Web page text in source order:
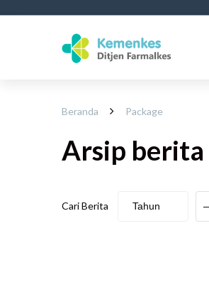
Beranda Package
Arsip berita
Cari Berita